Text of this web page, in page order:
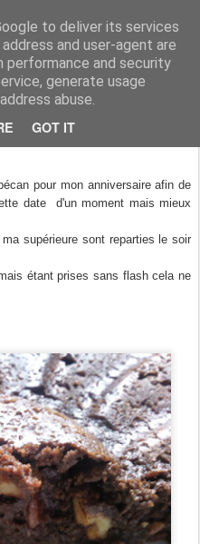
to deliver its services
and user-agent are
performance and security
generate usage
abuse.
GOT IT
in USA
pour mon anniversaire afin de
date d'un moment mais mieux
supérieure sont reparties le soir
étant prises sans flash cela ne